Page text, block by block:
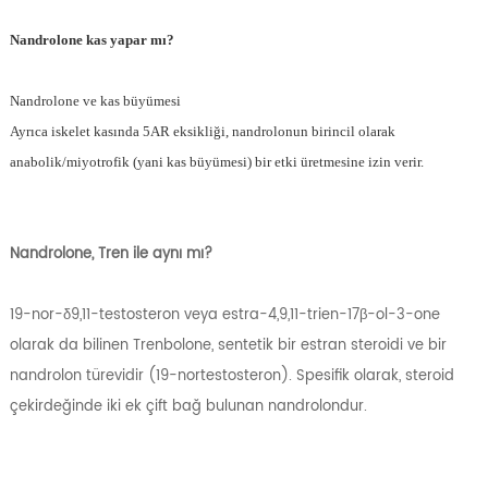
Nandrolone kas yapar mı?
Nandrolone ve kas büyümesi
Ayrıca iskelet kasında 5AR eksikliği, nandrolonun birincil olarak
anabolik/miyotrofik (yani kas büyümesi) bir etki üretmesine izin verir.
Nandrolone, Tren ile aynı mı?
19-nor-δ9,11-testosteron veya estra-4,9,11-trien-17β-ol-3-one
olarak da bilinen Trenbolone, sentetik bir estran steroidi ve bir
nandrolon türevidir (19-nortestosteron). Spesifik olarak, steroid
çekirdeğinde iki ek çift bağ bulunan nandrolondur.